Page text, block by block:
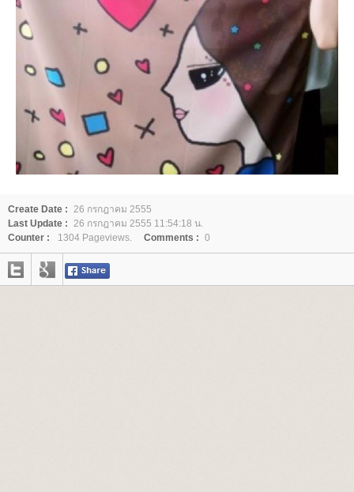
Create Date : 26 กรกฎาคม 2555
Last Update : 26 กรกฎาคม 2555 11:54:18 น.
Counter :
1304 Pageviews. Comments : 0